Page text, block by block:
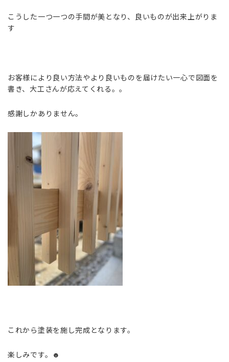
こうした一つ一つの手間が美となり、良いものが出来上がりま
す
お客様により良い方法やより良いものを届けたい一心で図面を
書き、大工さんが応えてくれる。。
感謝しかありません。
これから塗装を施し完成となります。
楽しみです。☻